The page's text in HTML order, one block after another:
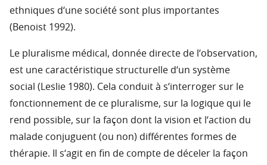
ethniques d‘une société sont plus importantes
(Benoist 1992).
Le pluralisme médical, donnée directe de l‘observation,
est une caractéristique structurelle d‘un système
social (Leslie 1980). Cela conduit à s‘interroger sur le
fonctionnement de ce pluralisme, sur la logique qui le
rend possible, sur la façon dont la vision et l‘action du
malade conjuguent (ou non) différentes formes de
thérapie. Il s‘agit en fin de compte de déceler la façon